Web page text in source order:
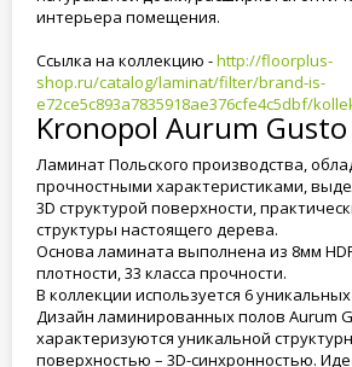
интерьера помещения.
Ссылка на коллекцию -http://floorplus-
shop.ru/catalog/laminat/filter/brand-is-
e72ce5c893a7835918ae376cfe4c5dbf/
Kronopol Aurum Gusto
Ламинат Польского производства,
прочностными характеристиками,
3D структурой поверхности,
структуры настоящего дерева.
Основа ламината выполнена из 8мм
плотности, 33 класса прочности.
В коллекции используется 6
Дизайн ламинированных полов Aurum
характеризуются уникальной
поверхностью – 3D-синхронностью.